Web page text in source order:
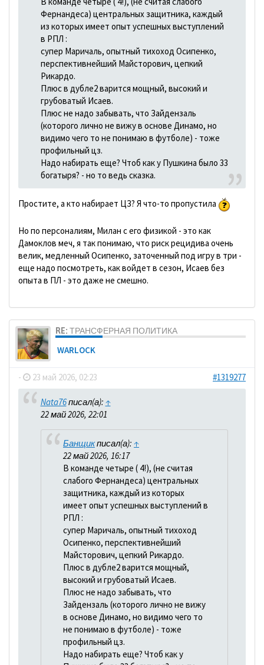
Фернандеса) центральных защитника, каждый
из которых имеет опыт успешных выступлений
в РПЛ :
супер Маричаль, опытный тихоход Осипенко,
перспективнейший Майсторович, цепкий
Рикардо.
Плюс в дубле2 варится мощный, высокий и
грубоватый Исаев.
Плюс не надо забывать, что Зайдензаль
(которого лично не вижу в основе Динамо, но
видимо чего то не понимаю в футболе) - тоже
профильный цз.
Надо набирать еще? Чтоб как у Пушкина было 33
богатыря? - но то ведь сказка.
Простите, а кто набирает ЦЗ? Я что-то пропустила
Но по персоналиям, Милан с его физикой - это как
Дамоклов меч, я так понимаю, что риск рецидива очень
велик, медленный Осипенко, заточенный под игру в три -
еще надо посмотреть, как войдет в сезон, Исаев без
опыта в ПЛ - это даже не смешно.
RE: ТРАНСФЕРНАЯ ПОЛИТИКА
WARLOCK
- 23 май 2026, 02:23 #1319277
Nata76писал(а): ↑
22 май 2026, 22:01
Банщикписал(а): ↑
22 май 2026, 16:17
В команде четыре ( 4!), (не считая
слабого Фернандеса) центральных
защитника, каждый из которых
имеет опыт успешных выступлений в
РПЛ :
супер Маричаль, опытный тихоход
Осипенко, перспективнейший
Майсторович, цепкий Рикардо.
Плюс в дубле2 варится мощный,
высокий и грубоватый Исаев.
Плюс не надо забывать, что
Зайдензаль (которого лично не вижу
в основе Динамо, но видимо чего то
не понимаю в футболе) - тоже
профильный цз.
Надо набирать еще? Чтоб как у